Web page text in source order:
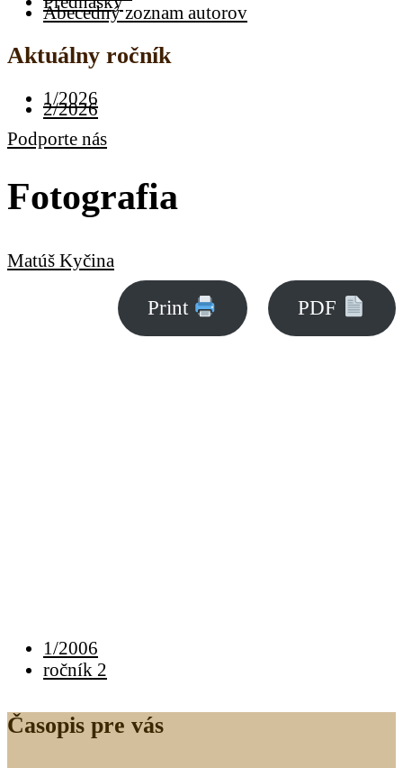
Abecedný zoznam autorov
Aktuálny ročník
1/2026
2/2026
Podporte nás
Fotografia
Matúš Kyčina
Print PDF
1/2006
ročník 2
Časopis pre vás